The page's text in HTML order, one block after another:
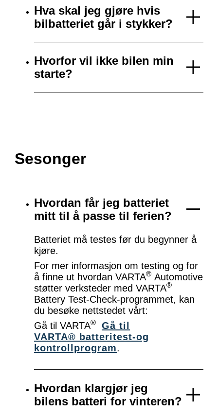
Hva skal jeg gjøre hvis
bilbatteriet går i stykker?
Hvorfor vil ikke bilen min
starte?
Sesonger
Hvordan får jeg batteriet
mitt til å passe til ferien?
Batteriet må testes før du begynner å
kjøre.
For mer informasjon om testing og for
å finne ut hvordan VARTA® Automotive
støtter verksteder med VARTA®
Battery Test-Check-programmet, kan
du besøke nettstedet vårt:
Gå til VARTA®
Gå til
VARTA® batteritest-og
kontrollprogram.
Hvordan klargjør jeg
bilens batteri for vinteren?